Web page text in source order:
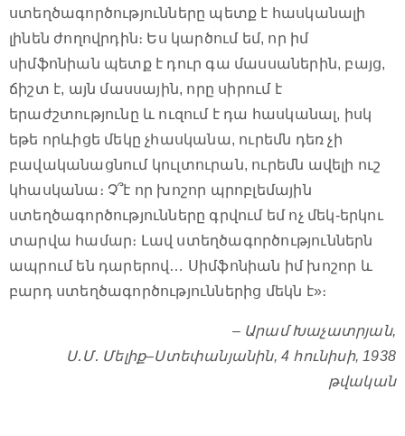
ստեղծագործությունները պետք է հասկանալի
լինեն ժողովրդին։ Ես կարծում եմ, որ իմ
սիմֆոնիան պետք է դուր գա մասսաներին, բայց,
ճիշտ է, այն մասսային, որը սիրում է
երաժշտությունը և ուզում է դա հասկանալ, իսկ
եթե որևիցե մեկը չհասկանա, ուրեմն դեռ չի
բավականացնում կուլտուրան, ուրեմն ավելի ուշ
կհասկանա։ Չ՞է որ խոշոր պրոբլեմային
ստեղծագործությունները գրվում եմ ոչ մեկ-երկու
տարվա համար։ Լավ ստեղծագործություններն
ապրում են դարերով… Սիմֆոնիան իմ խոշոր և
բարդ ստեղծագործություններից մեկն է»։
– Արամ Խաչատրյան,
Ս․Մ․ Մելիք–Ստեփանյանին, 4 հունիսի, 1938
թվական